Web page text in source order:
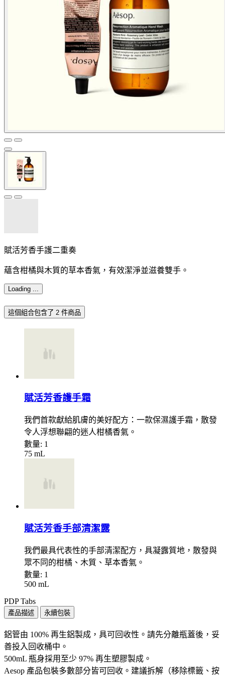
賦活芳香手護二重奏
蘊含柑橘與木質的草本香氣，有效潔淨並滋養雙手。
Loading ...
這個組合包含了 2 件商品
賦活芳香護手霜
我們首款獻給肌膚的美好配方：一款保濕護手霜，散發
令人浮想聯翩的迷人柑橘香氣。
數量: 1
75 mL
賦活芳香手部清潔露
我們最具代表性的手部清潔配方，具凝露質地，散發與
眾不同的柑橘、木質、草本香氣。
數量: 1
500 mL
PDP Tabs
產品描述 永續包裝
鋁管由 100% 再生鋁製成，具可回收性。請先分離瓶蓋後，妥
善投入回收桶中。
500mL 瓶身採用至少 97% 再生塑膠製成。
Aesop 產品包裝多數部分皆可回收。建議拆解（移除標籤、按